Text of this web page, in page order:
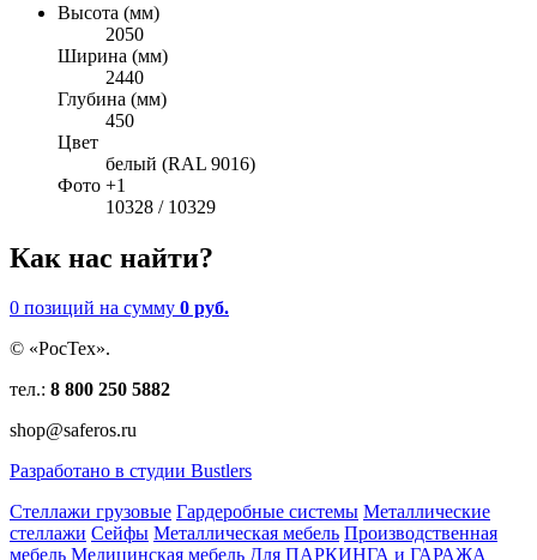
Высота (мм)
2050
Ширина (мм)
2440
Глубина (мм)
450
Цвет
белый (RAL 9016)
Фото +1
10328 / 10329
Как нас найти?
0 позиций на сумму 0 руб.
© «РосТех».
тел.: 8 800 250 5882
shop@saferos.ru
Разработано в студии Bustlers
Стеллажи грузовые Гардеробные системы Металлические
стеллажи Сейфы Металлическая мебель Производственная
мебель Медицинская мебель Для ПАРКИНГА и ГАРАЖА